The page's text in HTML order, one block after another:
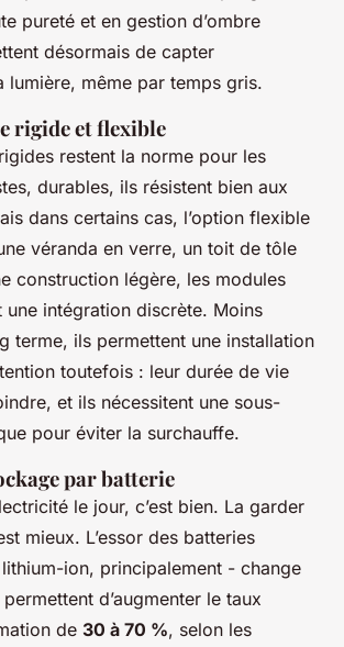
pureté et en gestion d’ombre
désormais de capter
lumière, même par temps gris.
rigide et flexible
restent la norme pour les
durables, ils résistent bien aux
dans certains cas, l’option flexible
véranda en verre, un toit de tôle
construction légère, les modules
une intégration discrète. Moins
terme, ils permettent une installation
toutefois : leur durée de vie
et ils nécessitent une sous-
pour éviter la surchauffe.
par batterie
le jour, c’est bien. La garder
mieux. L’essor des batteries
ion, principalement - change
d’augmenter le taux
de 30 à 70 %, selon les